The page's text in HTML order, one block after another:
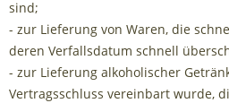
sind;
- zur Lieferung von Waren, die
deren Verfallsdatum schnell
- zur Lieferung alkoholischer
Vertragsschluss vereinbart wurde,